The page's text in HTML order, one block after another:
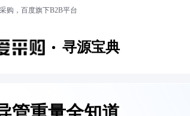
购，百度旗下B2B平台
寻源宝典